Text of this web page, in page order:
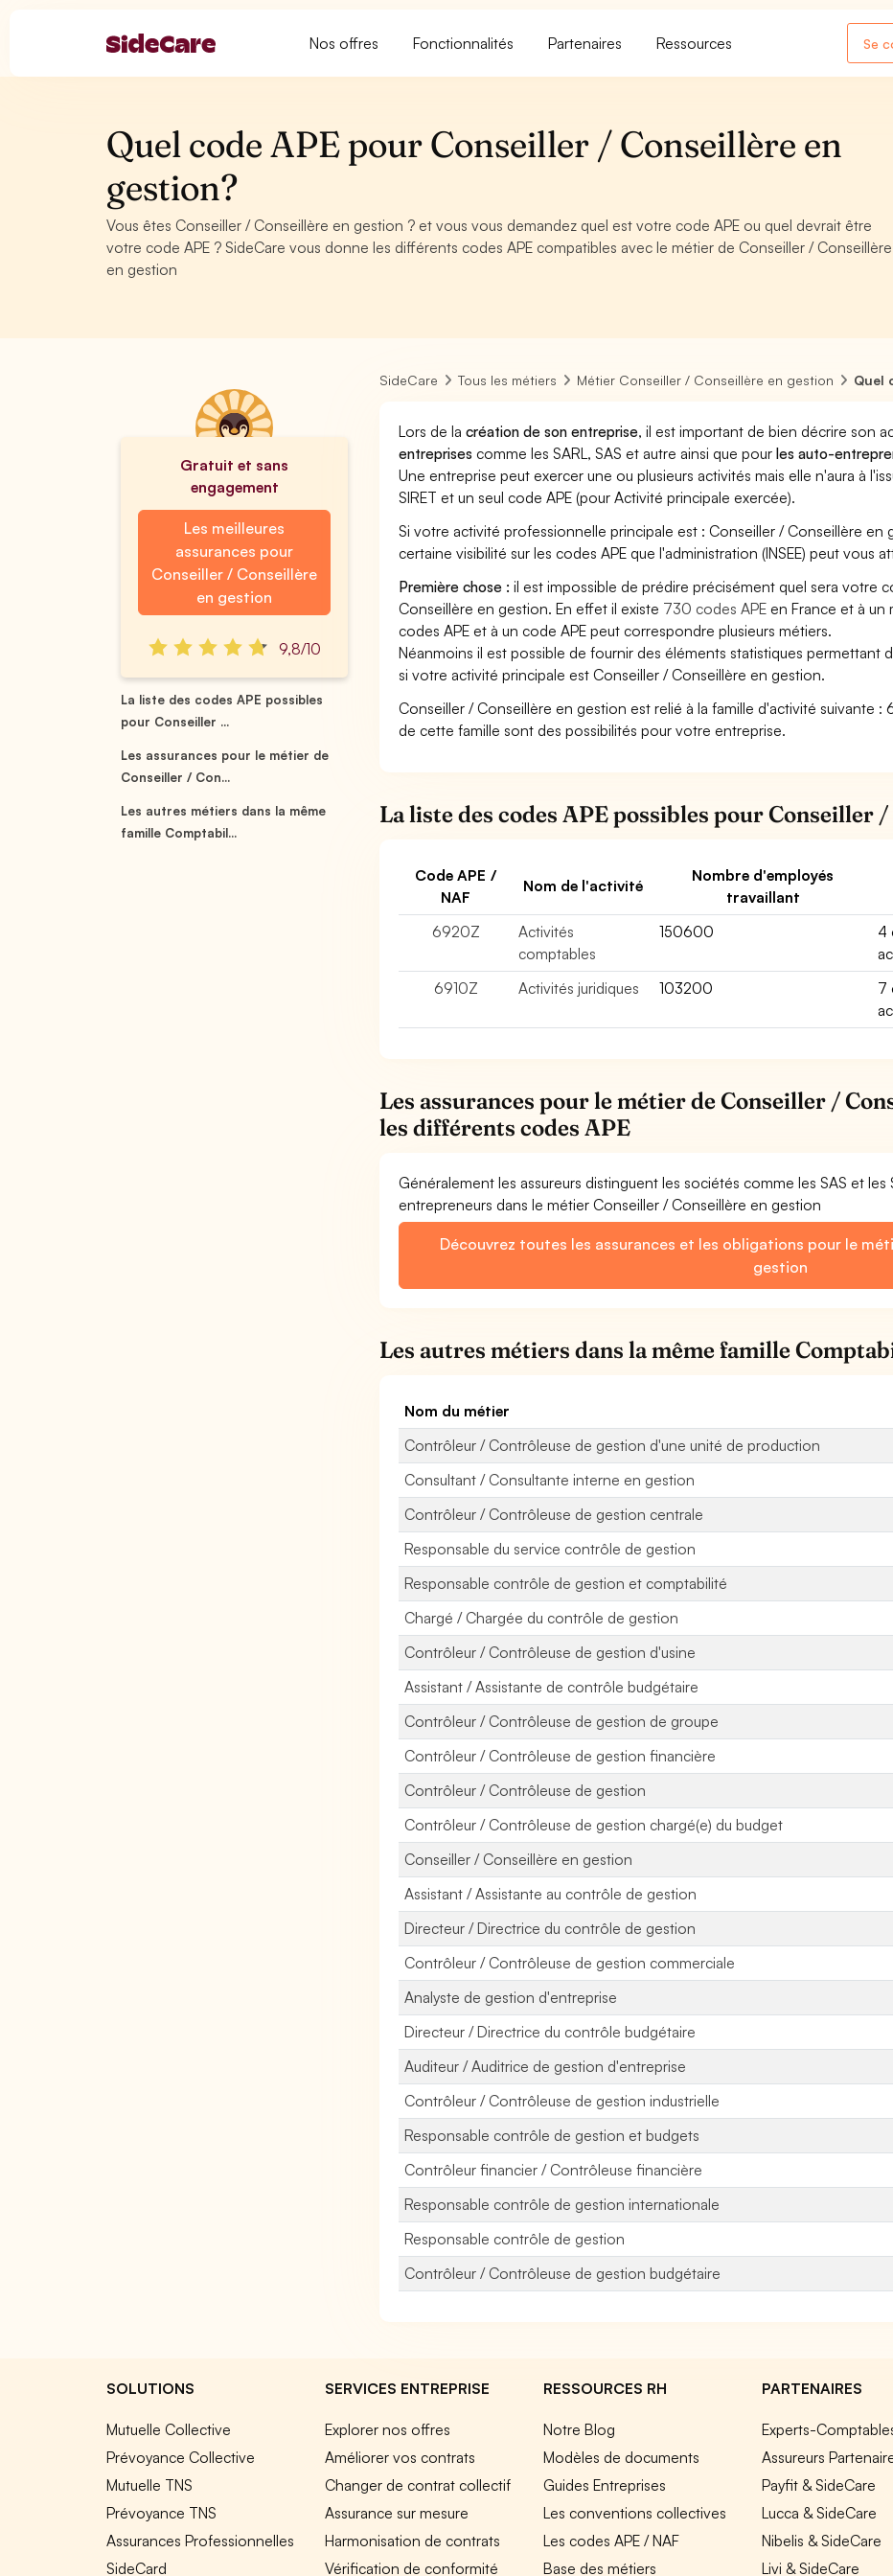
Nos offres Fonctionnalités Partenaires Ressources Se
Quel code APE pour Conseiller / Conseillère en
gestion?
Vous êtes Conseiller / Conseillère en gestion ? et vous vous demandez quel est votre code APE ou quel devrait être
votre code APE ? SideCare vous donne les différents codes APE compatibles avec le métier de Conseiller / Conseillère
en gestion
Gratuit et sans
engagement
Les meilleures
assurances pour
Conseiller / Conseillère
en gestion
9,8/10
La liste des codes APE possibles
pour Conseiller ...
Les assurances pour le métier de
Conseiller / Con...
Les autres métiers dans la même
famille Comptabil...
SideCare Tous les métiers Métier Conseiller / Conseillère en gestion Quel
Lors de lacréation de son entreprise, il est important de bien décrire son
entreprises comme les SARL, SAS et autre ainsi que pourles auto-
Une entreprise peut exercer une ou plusieurs activités mais elle n'aura à
SIRET et un seul code APE (pour Activité principale exercée).
Si votre activité professionnelle principale est : Conseiller / Conseillère en
certaine visibilité sur les codes APE que l'administration (INSEE) peut vous
Première chose : il est impossible de prédire précisément quel sera votre
Conseillère en gestion. En effet il existe 730 codes APE en France et à un
codes APE et à un code APE peut correspondre plusieurs métiers.
Néanmoins il est possible de fournir des éléments statistiques permettant
si votre activité principale est Conseiller / Conseillère en gestion.
Conseiller / Conseillère en gestion est relié à la famille d'activité suivante :
de cette famille sont des possibilités pour votre entreprise.
La liste des codes APE possibles pour Conseiller
Code APE /
NAF
Nom de l'activité
Nombre d'employés
travaillant
6920Z
Activités
comptables
150600
4
6910Z
Activités juridiques 103200
7
Les assurances pour le métier de Conseiller /
les différents codes APE
Généralement les assureurs distinguent les sociétés comme les SAS et
entrepreneurs dans le métier Conseiller / Conseillère en gestion
Découvrez toutes les assurances et les obligations pour le
gestion
Les autres métiers dans la même famille
Nom du métier
Contrôleur / Contrôleuse de gestion d'une unité de production
Consultant / Consultante interne en gestion
Contrôleur / Contrôleuse de gestion centrale
Responsable du service contrôle de gestion
Responsable contrôle de gestion et comptabilité
Chargé / Chargée du contrôle de gestion
Contrôleur / Contrôleuse de gestion d'usine
Assistant / Assistante de contrôle budgétaire
Contrôleur / Contrôleuse de gestion de groupe
Contrôleur / Contrôleuse de gestion financière
Contrôleur / Contrôleuse de gestion
Contrôleur / Contrôleuse de gestion chargé(e) du budget
Conseiller / Conseillère en gestion
Assistant / Assistante au contrôle de gestion
Directeur / Directrice du contrôle de gestion
Contrôleur / Contrôleuse de gestion commerciale
Analyste de gestion d'entreprise
Directeur / Directrice du contrôle budgétaire
Auditeur / Auditrice de gestion d'entreprise
Contrôleur / Contrôleuse de gestion industrielle
Responsable contrôle de gestion et budgets
Contrôleur financier / Contrôleuse financière
Responsable contrôle de gestion internationale
Responsable contrôle de gestion
Contrôleur / Contrôleuse de gestion budgétaire
SOLUTIONS
Mutuelle Collective
Prévoyance Collective
Mutuelle TNS
Prévoyance TNS
Assurances Professionnelles
SideCard
SERVICES ENTREPRISE
Explorer nos offres
Améliorer vos contrats
Changer de contrat collectif
Assurance sur mesure
Harmonisation de contrats
Vérification de conformité
RESSOURCES RH
Notre Blog
Modèles de documents
Guides Entreprises
Les conventions collectives
Les codes APE / NAF
Base des métiers
PARTENAIRES
Experts-
Assureurs
Payfit & SideCare
Lucca & SideCare
Nibelis & SideCare
Livi & SideCare